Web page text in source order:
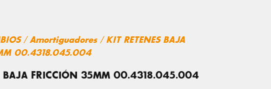
/ Amortiguadores/ KIT RETENES BAJA
00.4318.045.004
BAJA FRICCIÓN 35MM 00.4318.045.004